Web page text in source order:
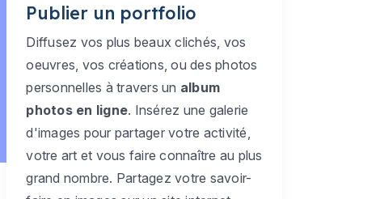
Publier un portfolio
Diffusez vos plus beaux clichés, vos
oeuvres, vos créations, ou des photos
personnelles à travers un album
photos en ligne. Insérez une galerie
d'images pour partager votre activité,
votre art et vous faire connaître au plus
grand nombre. Partagez votre savoir-